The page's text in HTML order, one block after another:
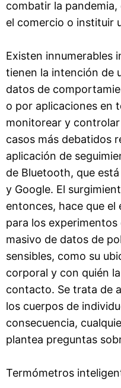
combatir la
el comercio o instituir
Existen innumerables
tienen la intención de
datos de
o por aplicaciones en
monitorear y
casos más debatidos
aplicación de
de Bluetooth, que
y Google. El
entonces, hace que el
para los
masivo de datos de
sensibles, como su
corporal y con quién
contacto. Se trata de
los cuerpos de
consecuencia,
plantea preguntas
Termómetros